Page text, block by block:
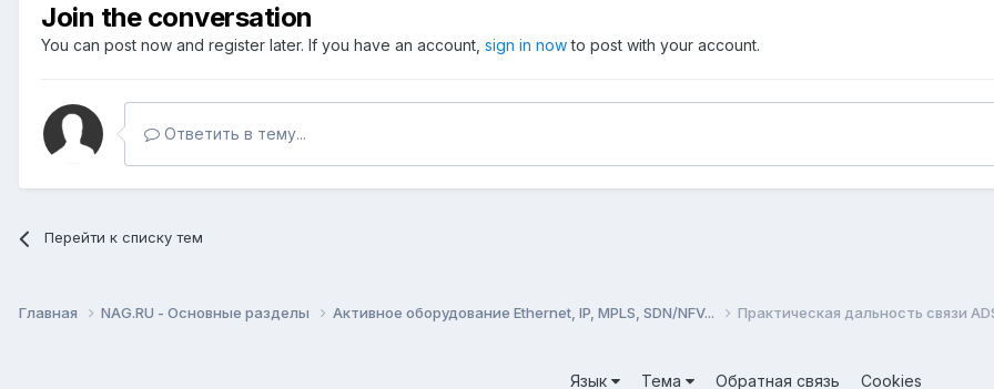
Join the conversation
You can post now and register later. If you have an account, sign in nowto post with your account.
Ответить в тему...
Перейти к списку тем
Главная NAG.RU - Основные разделы Активное оборудование Ethernet, IP, MPLS, SDN/NFV... Практическая дальность связи
Язык Тема Обратная связь Cookies